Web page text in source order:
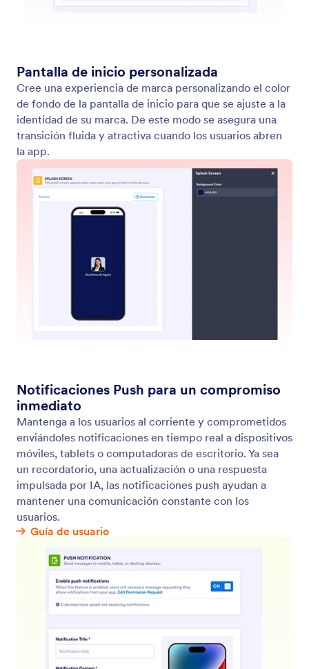
Agente de voz
Habilite su Agente de IA para gestionar llamadas de
voz a través de la web. Personalice la voz de su
agente para que sus usuarios puedan hablarle en
línea.
Conecte su cuenta de WhatsApp con su Agente de
IA para permitir que su agente tenga
conversaciones con clientes desde WhatsApp.
Código QR